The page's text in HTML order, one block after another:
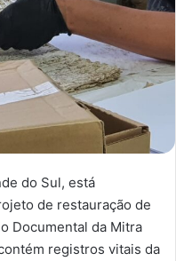
do Sul, está
de restauração de
Documental da Mitra
registros vitais da